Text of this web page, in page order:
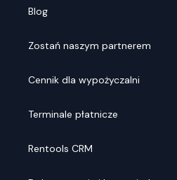
Blog
Zostań naszym partnerem
Cennik dla wypożyczalni
Terminale płatnicze
Rentools CRM